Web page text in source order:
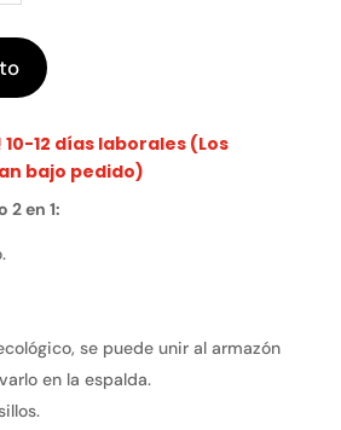
10-12 días laborales (Los
bajo pedido)
2 en 1:
se puede unir al armazón
en la espalda.